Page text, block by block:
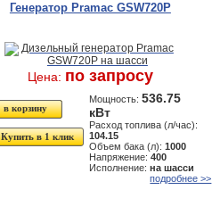
Генератор Pramac GSW720P
Цена: по запросу
Купить в 1 клик
Мощность:536.75
кВт
Расход топлива (л/час):
104.15
Объем бака (л):1000
Напряжение:400
Исполнение:на шасси
подробнее >>